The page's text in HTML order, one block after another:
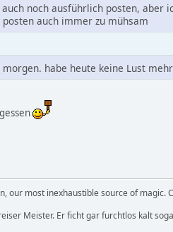
noch ausführlich posten, aber
auch immer zu mühsam
habe heute keine Lust
our most inexhaustible source of
Meister. Er ficht gar furchtlos kalt